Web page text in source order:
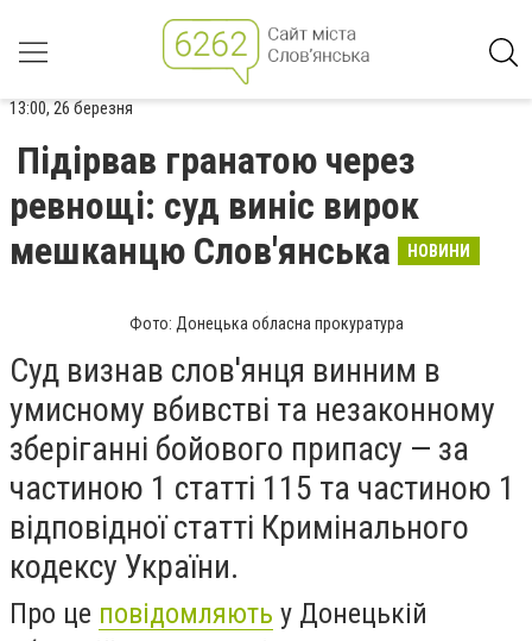
13:00, 26 березня
Підірвав гранатою через
ревнощі: суд виніс вирок
мешканцю Слов'янська
НОВИНИ
Фото: Донецька обласна прокуратура
Суд визнав слов'янця винним в
умисному вбивстві та незаконному
зберіганні бойового припасу — за
частиною 1 статті 115 та частиною 1
відповідної статті Кримінального
кодексу України.
Про це повідомляють у Донецькій